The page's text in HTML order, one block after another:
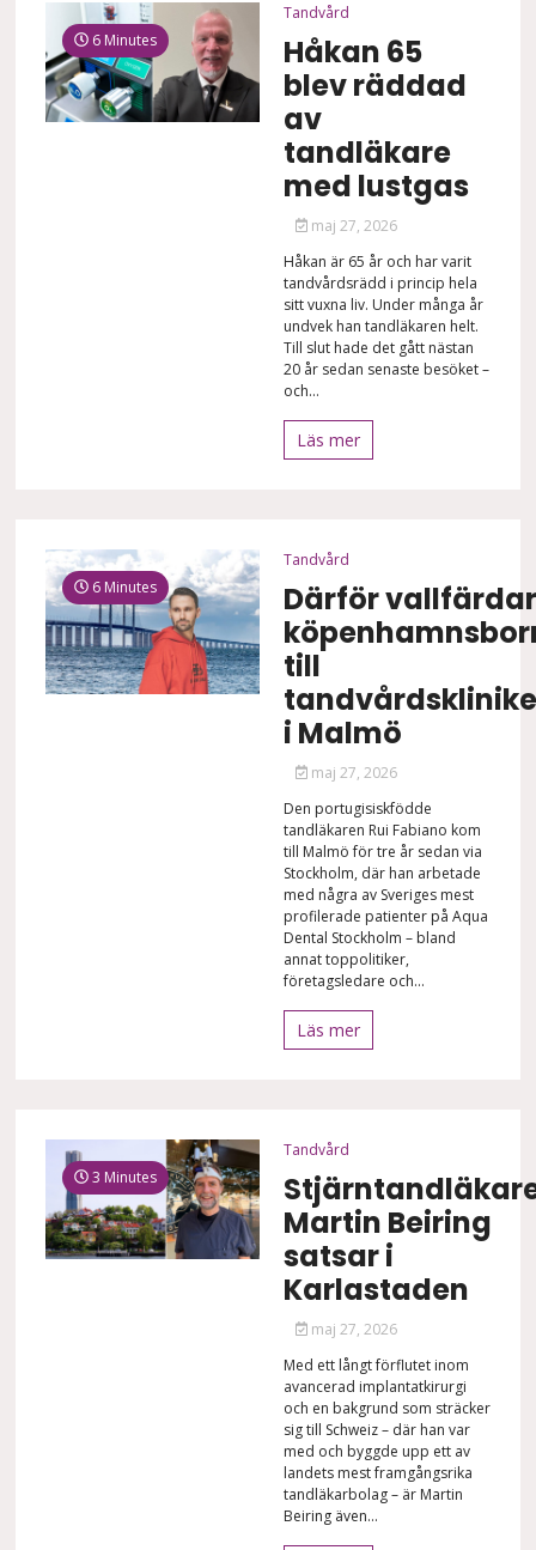
6 Minutes
Tandvård
Håkan 65
blev räddad
av
tandläkare
med lustgas
maj 27, 2026
Håkan är 65 år och har varit
tandvårdsrädd i princip hela
sitt vuxna liv. Under många år
undvek han tandläkaren helt.
Till slut hade det gått nästan
20 år sedan senaste besöket –
och...
Läs mer
6 Minutes
Tandvård
Därför vallfärdar
till
i Malmö
maj 27, 2026
Den portugisiskfödde
tandläkaren Rui Fabiano kom
till Malmö för tre år sedan via
Stockholm, där han arbetade
med några av Sveriges mest
profilerade patienter på Aqua
Dental Stockholm – bland
annat toppolitiker,
företagsledare och...
Läs mer
3 Minutes
Tandvård
Martin Beiring
satsar i
Karlastaden
maj 27, 2026
Med ett långt förflutet inom
avancerad implantatkirurgi
och en bakgrund som sträcker
sig till Schweiz – där han var
med och byggde upp ett av
landets mest framgångsrika
tandläkarbolag – är Martin
Beiring även...